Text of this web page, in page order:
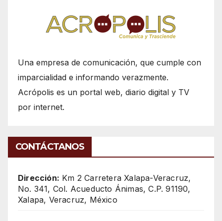
Una empresa de comunicación, que cumple con
imparcialidad e informando verazmente.
Acrópolis es un portal web, diario digital y TV
por internet.
CONTÁCTANOS
Dirección: Km 2 Carretera Xalapa-Veracruz,
No. 341, Col. Acueducto Ánimas, C.P. 91190,
Xalapa, Veracruz, México